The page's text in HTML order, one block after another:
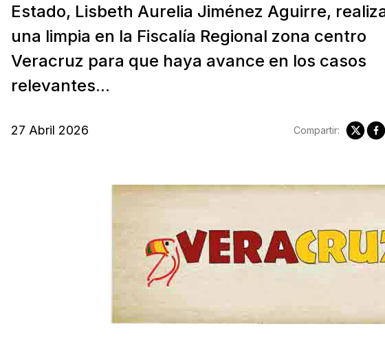
Estado, Lisbeth Aurelia Jiménez Aguirre,
una limpia en la Fiscalía Regional zona centro
Veracruz para que haya avance en los casos
relevantes...
27 Abril 2026 Compartir: